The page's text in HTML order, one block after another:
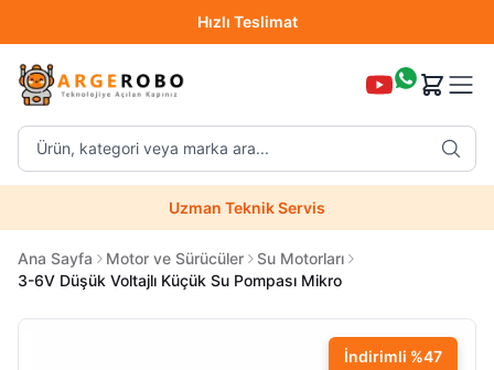
Hızlı Teslimat
Ürün, kategori veya marka ara...
Uzman Teknik Servis
Ana Sayfa Motor ve Sürücüler
Su Motorları
3-6V Düşük Voltajlı Küçük Su Pompası Mikro
İndirimli %47